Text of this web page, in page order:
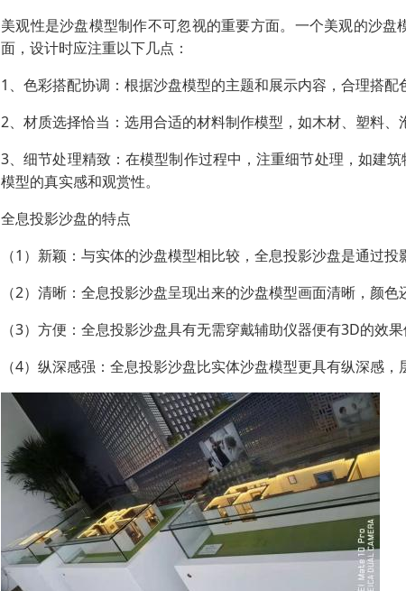
美观性是沙盘模型制作不可忽视的重要方面。一个美观的沙
面，设计时应注重以下几点：
1、色彩搭配协调：根据沙盘模型的主题和展示内容，合理搭配
2、材质选择恰当：选用合适的材料制作模型，如木材、塑料
3、细节处理精致：在模型制作过程中，注重细节处理，如建
模型的真实感和观赏性。
全息投影沙盘的特点
（1）新颖：与实体的沙盘模型相比较，全息投影沙盘是通过投
（2）清晰：全息投影沙盘呈现出来的沙盘模型画面清晰，颜色
（3）方便：全息投影沙盘具有无需穿戴辅助仪器便有3D的效果
（4）纵深感强：全息投影沙盘比实体沙盘模型更具有纵深感，